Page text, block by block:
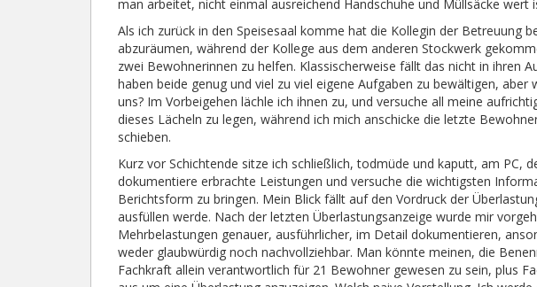
man arbeitet, nicht einmal ausreichend Handschuhe und Müllsäcke wert
Als ich zurück in den Speisesaal komme hat die Kollegin der Betreuung
abzuräumen, während der Kollege aus dem anderen Stockwerk
zwei Bewohnerinnen zu helfen. Klassischerweise fällt das nicht in ihren
haben beide genug und viel zu viel eigene Aufgaben zu bewältigen, aber
uns? Im Vorbeigehen lächle ich ihnen zu, und versuche all meine
dieses Lächeln zu legen, während ich mich anschicke die letzte
schieben.
Kurz vor Schichtende sitze ich schließlich, todmüde und kaputt, am PC,
dokumentiere erbrachte Leistungen und versuche die wichtigsten
Berichtsform zu bringen. Mein Blick fällt auf den Vordruck der
ausfüllen werde. Nach der letzten Überlastungsanzeige wurde mir
Mehrbelastungen genauer, ausführlicher, im Detail dokumentieren,
weder glaubwürdig noch nachvollziehbar. Man könnte meinen, die
Fachkraft allein verantwortlich für 21 Bewohner gewesen zu sein, plus